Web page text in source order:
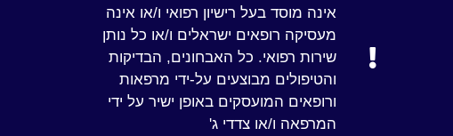
אינה מוסד בעל רישיון רפואי ו/או אינה
מעסיקה רופאים ישראלים ו/או כל נותן
שירות רפואי. כל האבחונים, הבדיקות
והטיפולים מבוצעים על‑ידי מרפאות
ורופאים המועסקים באופן ישיר על ידי
המרפאה ו/או צדדי ג'